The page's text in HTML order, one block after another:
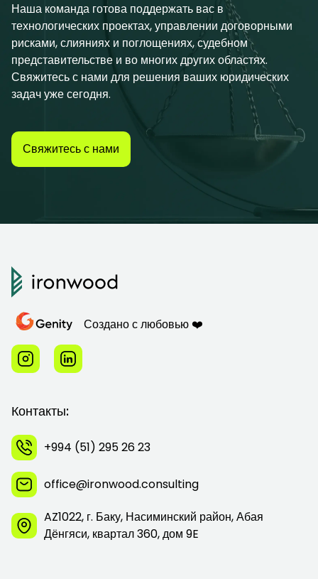
Наша команда готова поддержать вас в
технологических проектах, управлении договорными
рисками, слияниях и поглощениях, судебном
представительстве и во многих других областях.
Свяжитесь с нами для решения ваших юридических
задач уже сегодня.
Свяжитесь с нами
Создано с любовью ❤️
Контакты:
+994 (51) 295 26 23
office@ironwood.consulting
AZ1022, г. Баку, Насиминский район, Абая
Дёнгяси, квартал 360, дом 9E